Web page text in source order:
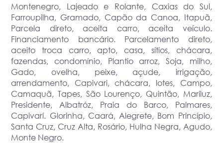
Montenegro, Lajeado e Rolante, Caxias do Sul,
Farroupilha, Gramado, Capão da Canoa, Itapuã,
Parcela direto, aceita carro, aceita veículo.
Financiamento bancário. Parcelamento direto,
aceito troca carro, apto, casa, sítios, chácara,
fazendas, condomínio, Plantio arroz, Soja, milho,
Gado, ovelha, peixe, açude, irrigação,
arrendamento, Capivari, chácara, lotes, Campo,
Camaquã, Tapes, São Lourenço, Quintão, Mariluz,
Presidente, Albatróz, Praia do Barco, Palmares,
Capivarí. Glorinha, Caará, Alegrete, Bom Princípio,
Santa Cruz, Cruz Alta, Rosário, Hulha Negra, Agudo,
Monte Negro.